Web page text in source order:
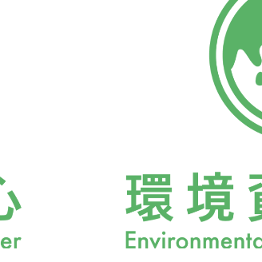
會導致全球4000萬到5000萬
酵。受災最嚴重的地方包括